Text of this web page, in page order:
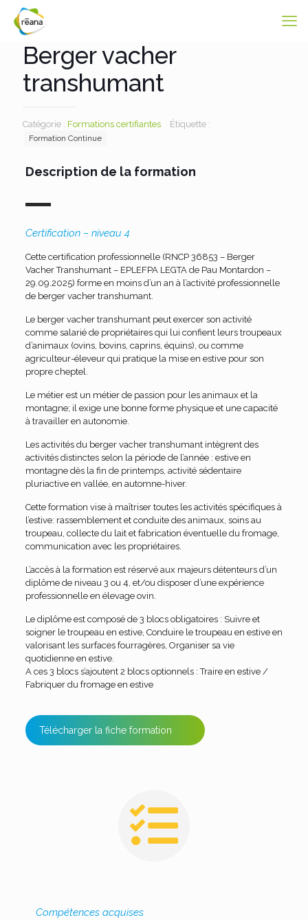
Berger vacher
transhumant
Catégorie : Formations certifiantes Étiquette :
Formation Continue
Description de la formation
Certification – niveau 4
Cette certification professionnelle (RNCP 36853 – Berger
Vacher Transhumant – EPLEFPA LEGTA de Pau Montardon –
29.09.2025) forme en moins d’un an à l’activité professionnelle
de berger vacher transhumant.
Le berger vacher transhumant peut exercer son activité
comme salarié de propriétaires qui lui confient leurs troupeaux
d’animaux (ovins, bovins, caprins, équins), ou comme
agriculteur-éleveur qui pratique la mise en estive pour son
propre cheptel.
Le métier est un métier de passion pour les animaux et la
montagne; il exige une bonne forme physique et une capacité
à travailler en autonomie.
Les activités du berger vacher transhumant intègrent des
activités distinctes selon la période de l’année : estive en
montagne dès la fin de printemps, activité sédentaire
pluriactive en vallée, en automne-hiver.
Cette formation vise à maîtriser toutes les activités spécifiques à
l’estive: rassemblement et conduite des animaux, soins au
troupeau, collecte du lait et fabrication éventuelle du fromage,
communication avec les propriétaires.
L’accès à la formation est réservé aux majeurs détenteurs d’un
diplôme de niveau 3 ou 4, et/ou disposer d’une expérience
professionnelle en élevage ovin.
Le diplôme est composé de 3 blocs obligatoires : Suivre et
soigner le troupeau en estive, Conduire le troupeau en estive en
valorisant les surfaces fourragères, Organiser sa vie
quotidienne en estive.
A ces 3 blocs s’ajoutent 2 blocs optionnels : Traire en estive /
Fabriquer du fromage en estive
Télécharger la fiche formation
Compétences acquises